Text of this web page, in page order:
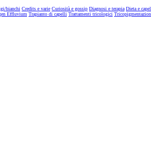
bianchi Credits e varie Curiosità e gossip Diagnosi e terapia Dieta e
Effluvium Trapianto di capelli Trattamenti tricologici